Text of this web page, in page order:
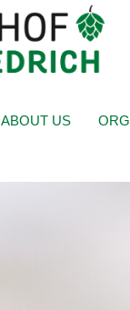
ABOUT US